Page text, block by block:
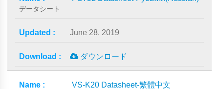
データシート
June 28, 2019
ダウンロード
VS-K20 Datasheet-繁體中文